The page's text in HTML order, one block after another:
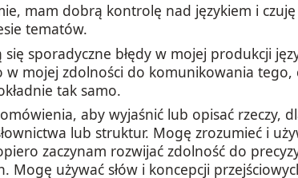
mam dobrą kontrolę nad językiem i
tematów.
się sporadyczne błędy w mojej produkcji
w mojej zdolności do komunikowania tego,
tak samo.
aby wyjaśnić lub opisać rzeczy,
lub struktur. Mogę zrozumieć i
zaczynam rozwijać zdolność do
Mogę używać słów i koncepcji